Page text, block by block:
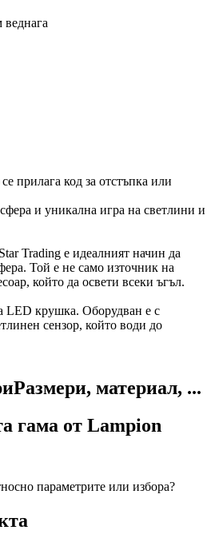
прилага код за отстъпка или
и уникална игра на светлини и
Trading е идеалният начин да
Той е не само източник на
който да освети всеки ъгъл.
LED крушка. Оборудван е с
сензор, който води до
Размери, материал, ...
гама от Lampion
параметрите или избора?